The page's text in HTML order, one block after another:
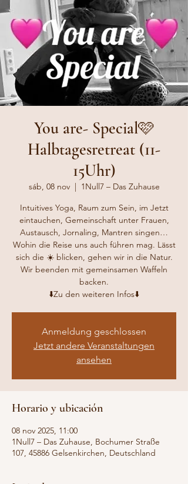
You are- Special🩷
Halbtagesretreat (11-
15Uhr)
sáb, 08 nov
  |
1Null7 – Das Zuhause
Intuitives Yoga, Raum zum Sein, im Jetzt
eintauchen, Gemeinschaft unter Frauen,
Austausch, Jornaling, Mantren singen…
Wohin die Reise uns auch führen mag. Lässt
sich die ☀️ blicken, gehen wir in die Natur.
Wir beenden mit gemeinsamen Waffeln
backen.
⬇️Zu den weiteren Infos⬇️
Anmeldung geschlossen
Jetzt andere Veranstaltungen
ansehen
Horario y ubicación
08 nov 2025, 11:00
1Null7 – Das Zuhause, Bochumer Straße
107, 45886 Gelsenkirchen, Deutschland